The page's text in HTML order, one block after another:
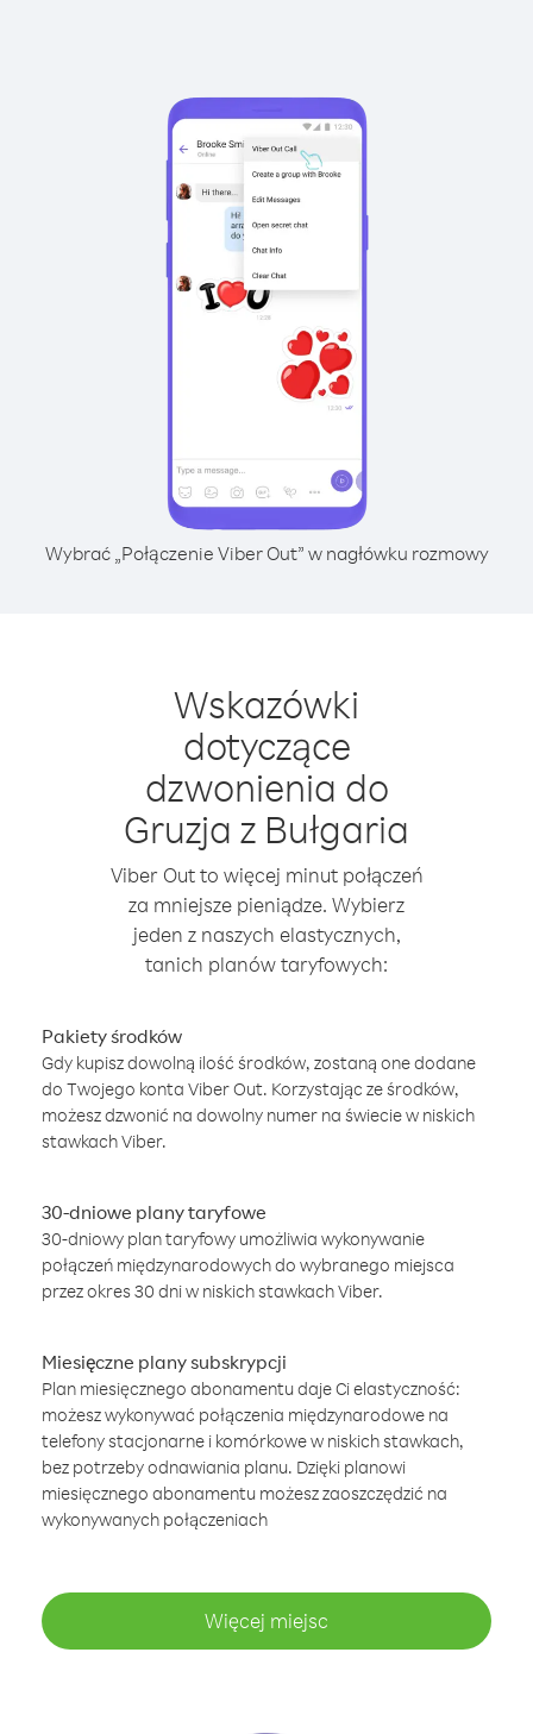
Wybrać „Połączenie Viber Out” w nagłówku rozmowy
Wskazówki
dotyczące
dzwonienia do
Gruzja z Bułgaria
Viber Out to więcej minut połączeń
za mniejsze pieniądze. Wybierz
jeden z naszych elastycznych,
tanich planów taryfowych:
Pakiety środków
Gdy kupisz dowolną ilość środków, zostaną one dodane
do Twojego konta Viber Out. Korzystając ze środków,
możesz dzwonić na dowolny numer na świecie w niskich
stawkach Viber.
30-dniowe plany taryfowe
30-dniowy plan taryfowy umożliwia wykonywanie
połączeń międzynarodowych do wybranego miejsca
przez okres 30 dni w niskich stawkach Viber.
Miesięczne plany subskrypcji
Plan miesięcznego abonamentu daje Ci elastyczność:
możesz wykonywać połączenia międzynarodowe na
telefony stacjonarne i komórkowe w niskich stawkach,
bez potrzeby odnawiania planu. Dzięki planowi
miesięcznego abonamentu możesz zaoszczędzić na
wykonywanych połączeniach
Więcej miejsc